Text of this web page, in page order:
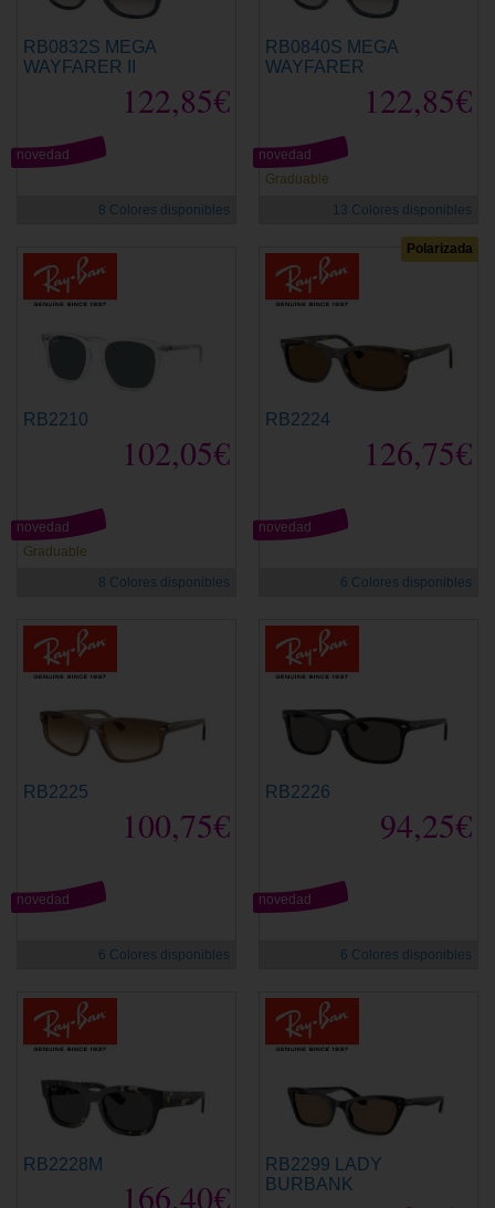
RB0832S MEGA
WAYFARER II
122,85€
novedad
8 Colores disponibles
RB0840S MEGA
WAYFARER
122,85€
Graduable
novedad
13 Colores disponibles
RB2210
102,05€
Graduable
novedad
8 Colores disponibles
Polarizada
RB2224
126,75€
novedad
6 Colores disponibles
RB2225
100,75€
novedad
6 Colores disponibles
RB2226
94,25€
novedad
6 Colores disponibles
RB2228M
166,40€
RB2299 LADY
BURBANK